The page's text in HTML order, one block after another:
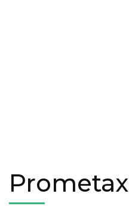
Prometax